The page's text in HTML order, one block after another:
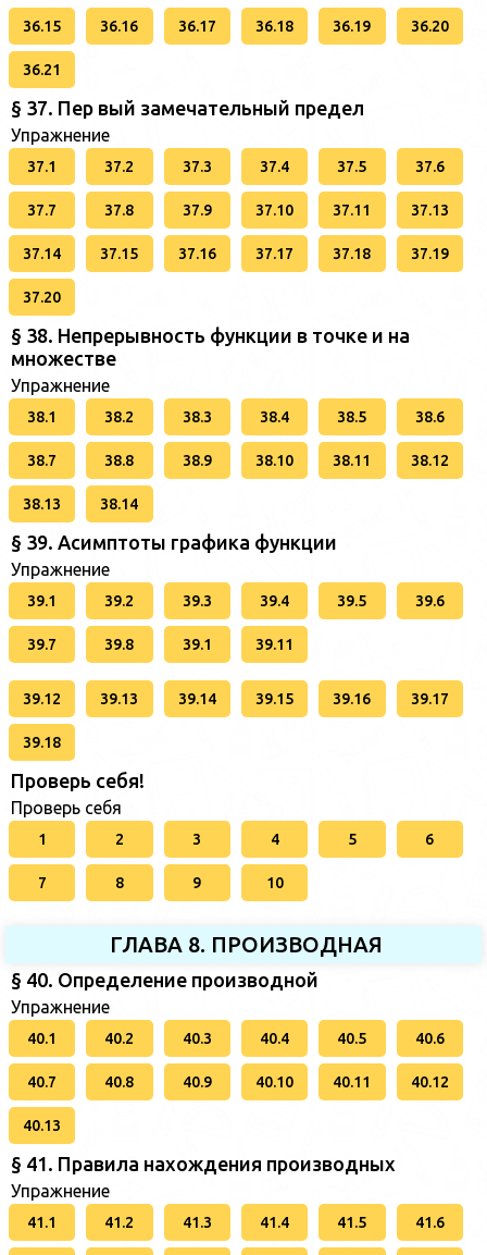
36.15 36.16 36.17 36.18 36.19 36.20
36.21
§ 37. Пер вый замечательный предел
Упражнение
37.1 37.2 37.3 37.4 37.5 37.6
37.7 37.8 37.9 37.10 37.11 37.13
37.14 37.15 37.16 37.17 37.18 37.19
37.20
§ 38. Непрерывность функции в точке и на
множестве
Упражнение
38.1 38.2 38.3 38.4 38.5 38.6
38.7 38.8 38.9 38.10 38.11 38.12
38.13 38.14
§ 39. Асимптоты графика функции
Упражнение
39.1 39.2 39.3 39.4 39.5 39.6
39.7 39.8 39.1 39.11
39.12 39.13 39.14 39.15 39.16 39.17
39.18
Проверь себя!
Проверь себя
1 2 3 4 5 6
7 8 9 10
ГЛАВА 8. ПРОИЗВОДНАЯ
§ 40. Определение производной
Упражнение
40.1 40.2 40.3 40.4 40.5 40.6
40.7 40.8 40.9 40.10 40.11 40.12
40.13
§ 41. Правила нахождения производных
Упражнение
41.1 41.2 41.3 41.4 41.5 41.6